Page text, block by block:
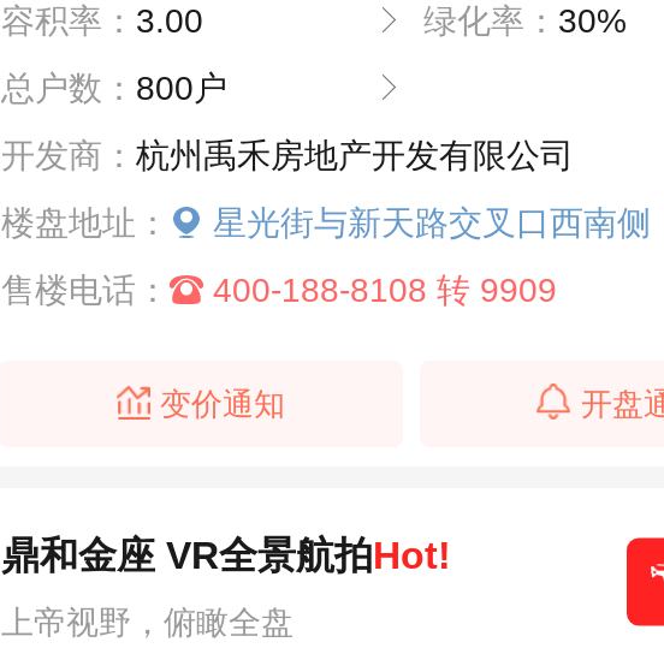
容积率： 3.00 绿化率： 30%
总户数： 800户
开发商： 杭州禹禾房地产开发有限公司
楼盘地址：
星光街与新天路交叉口西南侧
售楼电话：
400-188-8108 转 9909
变价通知 开盘
鼎和金座 VR全景航拍Hot!
上帝视野，俯瞰全盘